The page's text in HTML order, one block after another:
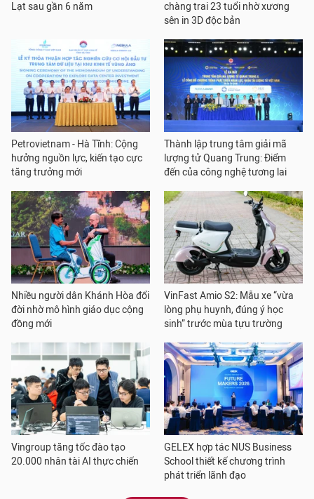
Lạt sau gần 6 năm
chàng trai 23 tuổi nhờ xương
sên in 3D độc bản
Petrovietnam - Hà Tĩnh: Cộng
hưởng nguồn lực, kiến tạo cực
tăng trưởng mới
Thành lập trung tâm giải mã
lượng tử Quang Trung: Điểm
đến của công nghệ tương lai
Nhiều người dân Khánh Hòa đổi
đời nhờ mô hình giáo dục cộng
đồng mới
VinFast Amio S2: Mẫu xe “vừa
lòng phụ huynh, đúng ý học
sinh” trước mùa tựu trường
Vingroup tăng tốc đào tạo
20.000 nhân tài AI thực chiến
GELEX hợp tác NUS Business
School thiết kế chương trình
phát triển lãnh đạo